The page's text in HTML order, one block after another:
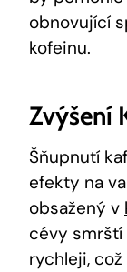
obnovující
kofeinu.
Zvýšení
Šňupnutí
efekty na
⁤obsažený v ⁣
cévy smrští
rychleji,